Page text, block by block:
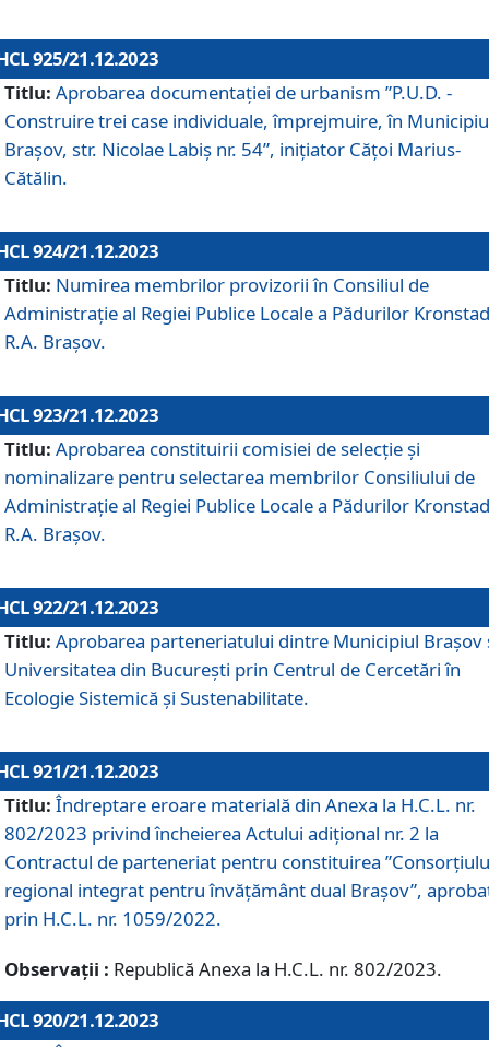
925/21.12.2023
Titlu: Aprobarea documentaţiei de urbanism ”P.U.D. -
Construire trei case individuale, împrejmuire, în
Brașov, str. Nicolae Labiș nr. 54”, inițiator Cățoi Marius-
Cătălin.
924/21.12.2023
Titlu: Numirea membrilor provizorii în Consiliul de
Administraţie al Regiei Publice Locale a Pădurilor
R.A. Brașov.
923/21.12.2023
Titlu: Aprobarea constituirii comisiei de selecție și
nominalizare pentru selectarea membrilor Consiliului de
Administrație al Regiei Publice Locale a Pădurilor
R.A. Brașov.
922/21.12.2023
Titlu: Aprobarea parteneriatului dintre Municipiul Brașov
Universitatea din București prin Centrul de Cercetări în
Ecologie Sistemică și Sustenabilitate.
921/21.12.2023
Titlu: Îndreptare eroare materială din Anexa la H.C.L. nr.
802/2023 privind încheierea Actului adițional nr. 2 la
Contractul de parteneriat pentru constituirea
regional integrat pentru învățământ dual Brașov”,
prin H.C.L. nr. 1059/2022.
Observații : Republică Anexa la H.C.L. nr. 802/2023.
920/21.12.2023